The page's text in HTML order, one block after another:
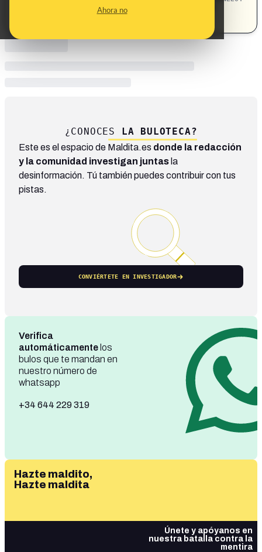
Ahora no
prohibiciones · Papa · papa León XIV
¿CONOCES LA BULOTECA?
Este es el espacio de Maldita.es donde la redacción
y la comunidad investigan juntas la
desinformación. Tú también puedes contribuir con tus
pistas.
CONVIÉRTETE EN INVESTIGADOR
Verifica
automáticamente los
bulos que te mandan en
nuestro número de
whatsapp
+34 644 229 319
Hazte maldito,
Hazte maldita
Únete y apóyanos en
nuestra batalla contra la
mentira